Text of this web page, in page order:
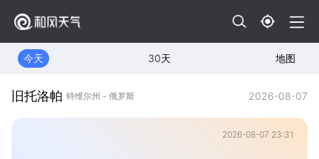
今天 30天 地图
旧托洛帕 特维尔州 - 俄罗斯 2026-08-07
2026-08-07 23:31